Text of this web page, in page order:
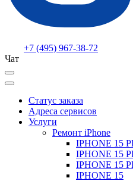
+7 (495) 967-38-72
Чат
Статус заказа
Адреса сервисов
Услуги
Ремонт iPhone
IPHONE 15
IPHONE 15
IPHONE 15
IPHONE 15